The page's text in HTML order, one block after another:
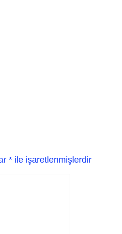
* ile işaretlenmişlerdir